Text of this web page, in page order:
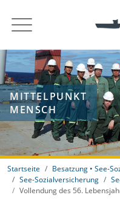
MITTELPUNKT
MENSCH
Startseite
Besatzung • See-
See-Sozialversicherung
Vollendung des 56.